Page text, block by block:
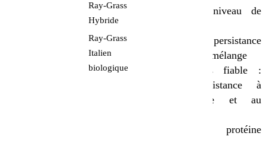
Ray-Grass
Hybride
Ray-Grass
Italien
biologique
Très haut niveau de
Excellente persistance
en pur et en mélange
Variété très fiable :
grande résistance à
l’anthracnose et au
Teneur en protéine